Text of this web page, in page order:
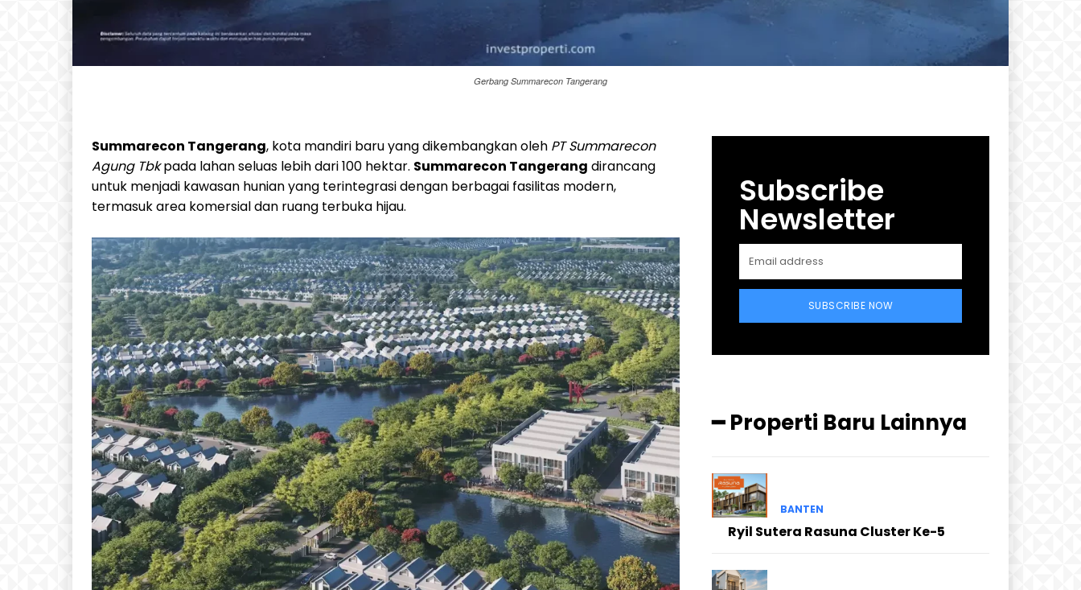
Gerbang Summarecon Tangerang
Summarecon Tangerang, kota mandiri baru yang dikembangkan oleh PT Summarecon
Agung Tbkpada lahan seluas lebih dari 100 hektar. Summarecon Tangerang dirancang
untuk menjadi kawasan hunian yang terintegrasi dengan berbagai fasilitas modern,
termasuk area komersial dan ruang terbuka hijau.
Subscribe
Newsletter
SUBSCRIBE NOW
━ Properti Baru Lainnya
BANTEN
Ryil Sutera Rasuna Cluster Ke-5